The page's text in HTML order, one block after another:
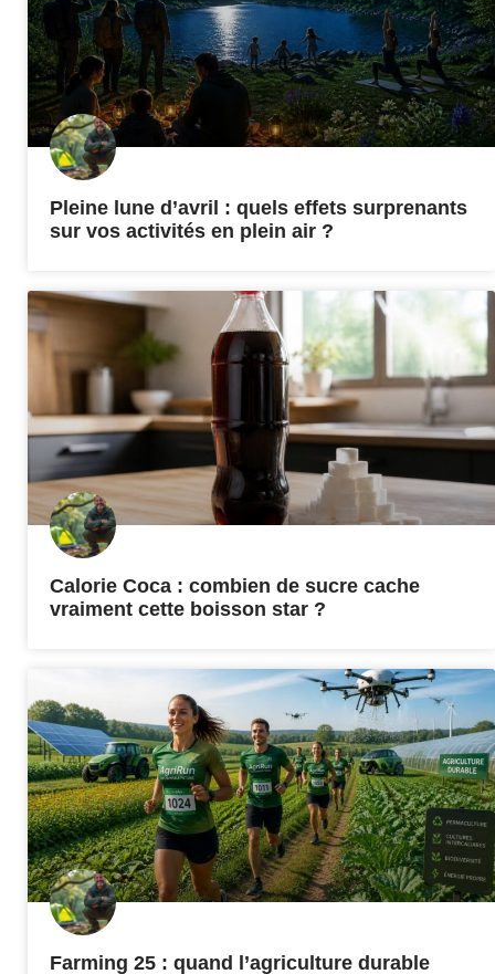
Pleine lune d’avril : quels effets surprenants
sur vos activités en plein air ?
Calorie Coca : combien de sucre cache
vraiment cette boisson star ?
Farming 25 : quand l’agriculture durable